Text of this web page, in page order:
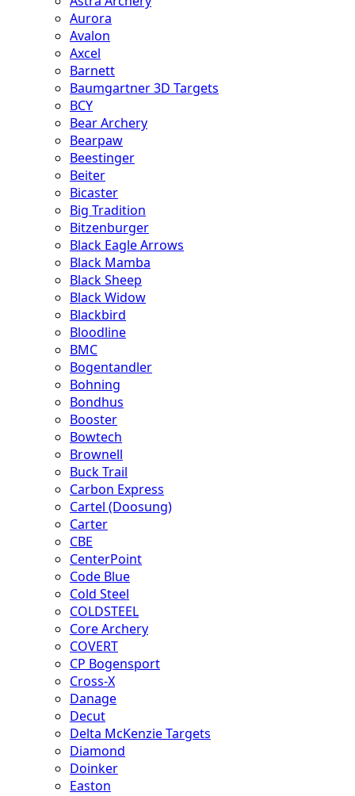
Aurora
Avalon
Axcel
Barnett
Baumgartner 3D Targets
BCY
Bear Archery
Bearpaw
Beestinger
Beiter
Bicaster
Big Tradition
Bitzenburger
Black Eagle Arrows
Black Mamba
Black Sheep
Black Widow
Blackbird
Bloodline
BMC
Bogentandler
Bohning
Bondhus
Booster
Bowtech
Brownell
Buck Trail
Carbon Express
Cartel (Doosung)
Carter
CBE
CenterPoint
Code Blue
Cold Steel
COLDSTEEL
Core Archery
COVERT
CP Bogensport
Cross-X
Danage
Decut
Delta McKenzie Targets
Diamond
Doinker
Easton